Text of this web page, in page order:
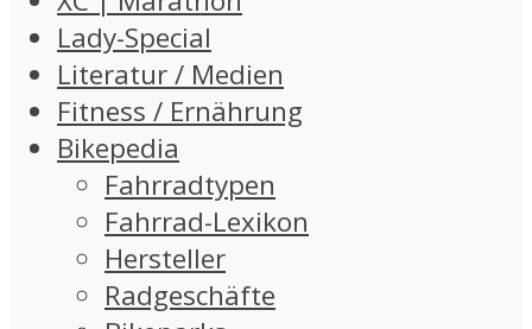
Lady-Special
Literatur / Medien
Fitness / Ernährung
Bikepedia
Fahrradtypen
Fahrrad-Lexikon
Hersteller
Radgeschäfte